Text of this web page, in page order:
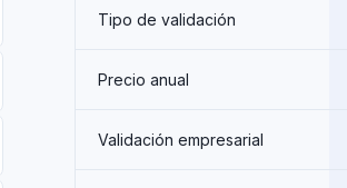
Tipo de validación
Precio anual
Validación empresarial